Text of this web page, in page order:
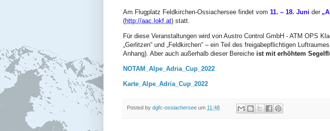
Am Flugplatz Feldkirchen-Ossiachersee findet vom 11. – 18. Juni der
(http://aac.lokf.at) statt.
Für diese Veranstaltungen wird von Austro Control GmbH - ATM OPS
„Gerlitzen“ und „Feldkirchen“ – ein Teil des freigabepflichtigen
Anhang). Aber auch außerhalb dieser Bereiche ist mit erhöhtem
NOTAM_Alpe_Adria_Cup_2022
Karte_Alpe_Adria_Cup_2022
Posted by dgfc-ossiachersee um 11:48